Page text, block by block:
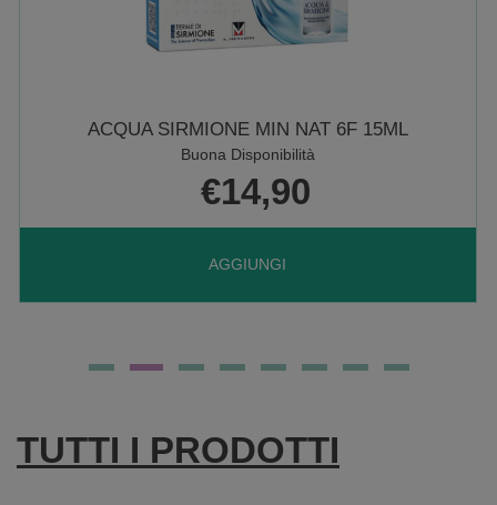
ACQUA SIRMIONE MIN NAT 6F 15ML
Buona Disponibilità
€14,90
AGGIUNGI
AGGIUNGI ACQUA
TUTTI I PRODOTTI